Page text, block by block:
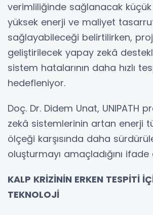
verimliliğinde sağlanacak küçük
yüksek enerji ve maliyet
sağlayabileceği belirtilirken,
geliştirilecek yapay zekâ
sistem hatalarının daha hızlı
hedefleniyor.
Doç. Dr. Didem Unat, UNIPATH
zekâ sistemlerinin artan enerji
ölçeği karşısında daha
oluşturmayı amaçladığını ifade
KALP KRİZİNİN ERKEN TESPİTİ
TEKNOLOJİ